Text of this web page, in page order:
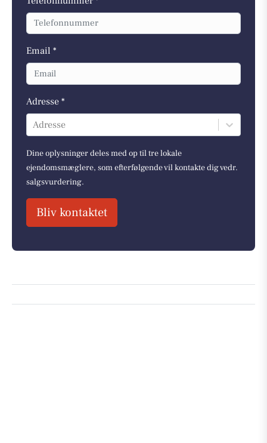
Email *
Adresse *
Adresse
Dine oplysninger deles med op til tre lokale
ejendomsmæglere, som efterfølgende vil kontakte dig vedr.
salgsvurdering.
Bliv kontaktet